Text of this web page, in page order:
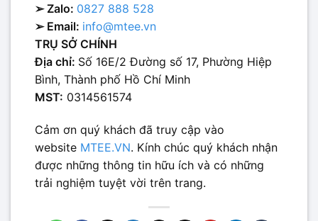
➢ Zalo: 0827 888 528
➢ Email: info@mtee.vn
TRỤ SỞ CHÍNH
Địa chỉ: Số 16E/2 Đường số 17, Phường Hiệp
Bình, Thành phố Hồ Chí Minh
MST: 0314561574
Cảm ơn quý khách đã truy cập vào
website MTEE.VN. Kính chúc quý khách nhận
được những thông tin hữu ích và có những
trải nghiệm tuyệt vời trên trang.